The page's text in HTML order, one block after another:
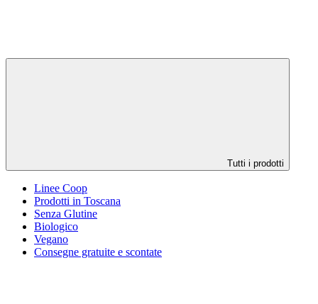
Tutti i prodotti
Linee Coop
Prodotti in Toscana
Senza Glutine
Biologico
Vegano
Consegne gratuite e scontate